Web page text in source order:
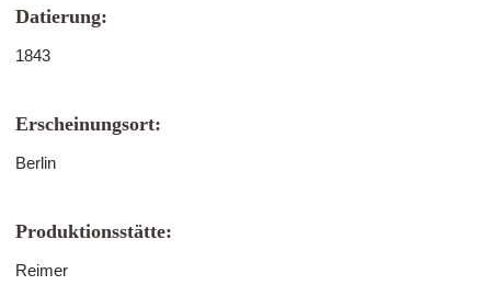
Datierung:
1843
Erscheinungsort:
Berlin
Produktionsstätte:
Reimer